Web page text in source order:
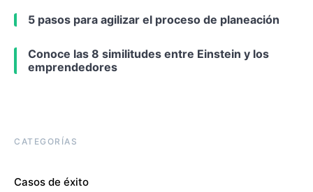
5 pasos para agilizar el proceso de planeación
Conoce las 8 similitudes entre Einstein y los
emprendedores
CATEGORÍAS
Casos de éxito